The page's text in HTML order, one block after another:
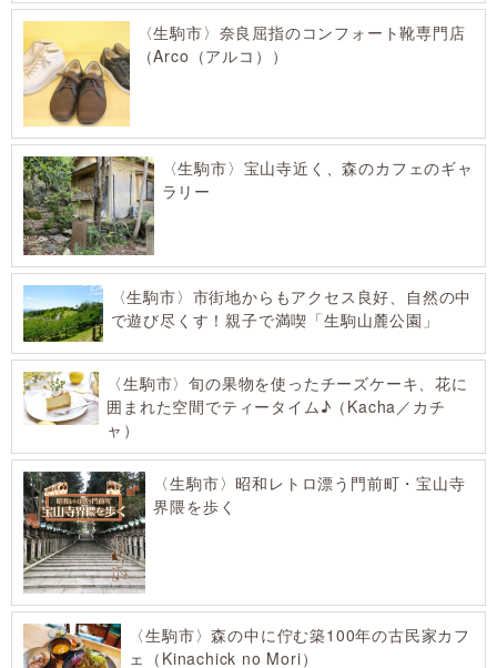
〈生駒市〉奈良屈指のコンフォート靴専門店
（Arco（アルコ））
〈生駒市〉宝山寺近く、森のカフェのギャ
ラリー
〈生駒市〉市街地からもアクセス良好、自然の中
で遊び尽くす！親子で満喫「生駒山麓公園」
〈生駒市〉旬の果物を使ったチーズケーキ、花に
囲まれた空間でティータイム♪（Kacha／カチ
ャ）
〈生駒市〉昭和レトロ漂う門前町・宝山寺
界隈を歩く
〈生駒市〉森の中に佇む築100年の古民家カフ
ェ（Kinachick no Mori）